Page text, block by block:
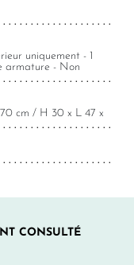
uniquement - 1
armature - Non
cm / H 30 x L 47 x
CONSULTÉ